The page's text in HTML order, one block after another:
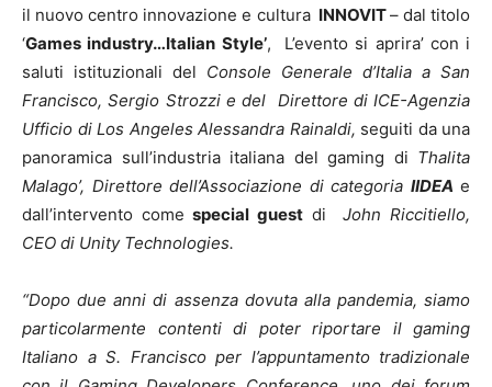
il nuovo centro innovazione e cultura INNOVIT– dal titolo
‘Games industry…Italian Style’, L’evento si aprira’ con i
saluti istituzionali del Console Generale d’Italia a San
Francisco, Sergio Strozzi e del Direttore di ICE-Agenzia
Ufficio di Los Angeles Alessandra Rainaldi, seguiti da una
panoramica sull’industria italiana del gaming di Thalita
Malago’, Direttore dell’Associazione di categoria IIDEA e
dall’intervento comespecial guest diJohn Riccitiello,
CEO di Unity Technologies.
“Dopo due anni di assenza dovuta alla pandemia, siamo
particolarmente contenti di poter riportare il gaming
Italiano a S. Francisco per l’appuntamento tradizionale